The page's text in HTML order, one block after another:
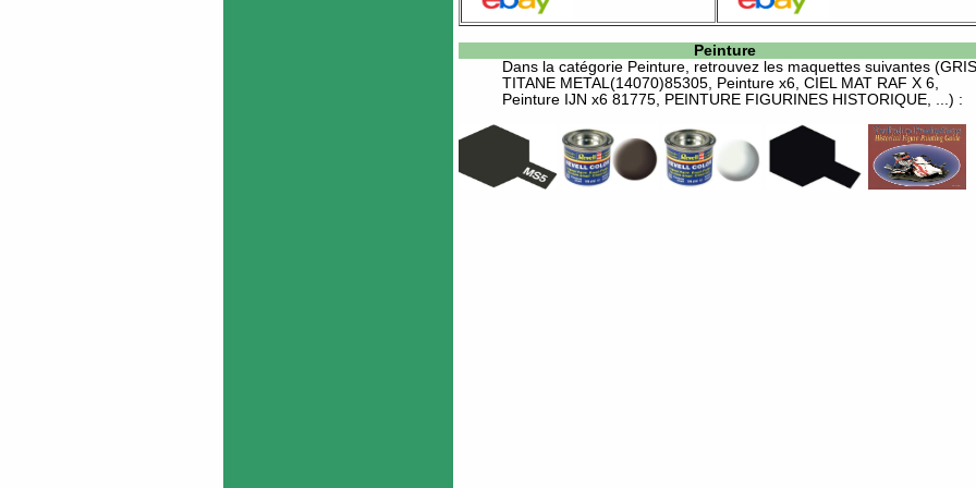
Peinture
Dans la catégorie Peinture, retrouvez les maquettes suivantes (GRIS
TITANE METAL(14070)85305, Peinture x6, CIEL MAT RAF X 6,
Peinture IJN x6 81775, PEINTURE FIGURINES HISTORIQUE, ...) :